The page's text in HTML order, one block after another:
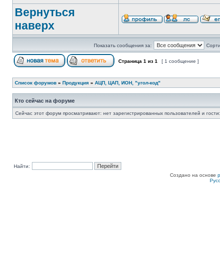
Вернуться
наверх
Показать сообщения за:
Страница 1 из 1 [ 1 сообщение ]
Список форумов » Продукция » АЦП, ЦАП, ИОН, "угол-код"
Кто сейчас на форуме
Сейчас этот форум просматривают: нет зарегистрированных пользователей и
Найти:
Создано на основе